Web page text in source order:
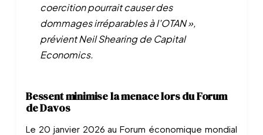
coercition pourrait causer des
dommages irréparables à l'OTAN »,
prévient Neil Shearing de Capital
Economics.
Bessent minimise la menace lors du Forum
de Davos
Le 20 janvier 2026 au Forum économique mondial